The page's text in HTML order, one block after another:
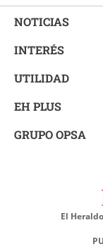
NOTICIAS
INTERÉS
UTILIDAD
EH PLUS
GRUPO OPSA
El